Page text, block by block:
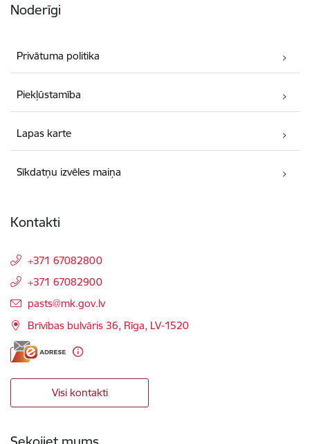
Noderīgi
Privātuma politika
Piekļūstamība
Lapas karte
Sīkdatņu izvēles maiņa
Kontakti
+371 67082800
+371 67082900
E-pasts:
pasts@mk.gov.lv
Brīvības bulvāris 36, Rīga, LV-1520
Visi kontakti